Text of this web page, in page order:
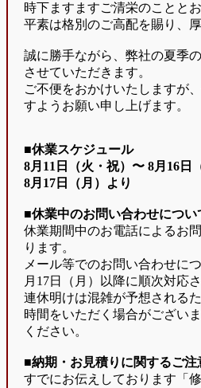
時下ますますご清栄のことと
平素は格別のご高配を賜り、
誠に勝手ながら、弊社の夏季
させていただきます。
ご不便をおかけいたしますが
すようお願い申し上げます。
■休業スケジュール
8月11日（火・祝）〜 8月16日
8月17日（月）より
■休業中のお問い合わせについ
休業期間中のお電話によるお
ります。
メール等でのお問い合わせに
月17日（月）以降に順次対応
連休明けは混雑が予想される
時間をいただく場合がござい
ください。
■納期・お見積りに関するご注
すでにお伝えしております「